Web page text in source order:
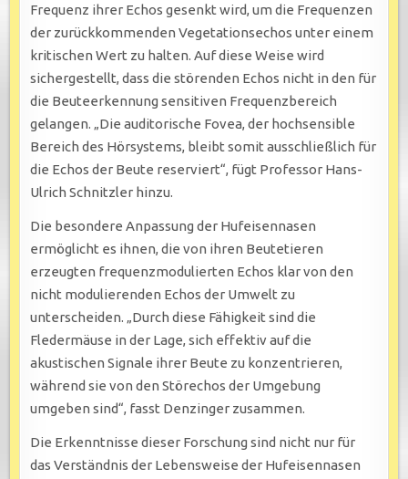
Frequenz ihrer Echos gesenkt wird, um die Frequenzen
der zurückkommenden Vegetationsechos unter einem
kritischen Wert zu halten. Auf diese Weise wird
sichergestellt, dass die störenden Echos nicht in den für
die Beuteerkennung sensitiven Frequenzbereich
gelangen. „Die auditorische Fovea, der hochsensible
Bereich des Hörsystems, bleibt somit ausschließlich für
die Echos der Beute reserviert“, fügt Professor Hans-
Ulrich Schnitzler hinzu.
Die besondere Anpassung der Hufeisennasen
ermöglicht es ihnen, die von ihren Beutetieren
erzeugten frequenzmodulierten Echos klar von den
nicht modulierenden Echos der Umwelt zu
unterscheiden. „Durch diese Fähigkeit sind die
Fledermäuse in der Lage, sich effektiv auf die
akustischen Signale ihrer Beute zu konzentrieren,
während sie von den Störechos der Umgebung
umgeben sind“, fasst Denzinger zusammen.
Die Erkenntnisse dieser Forschung sind nicht nur für
das Verständnis der Lebensweise der Hufeisennasen